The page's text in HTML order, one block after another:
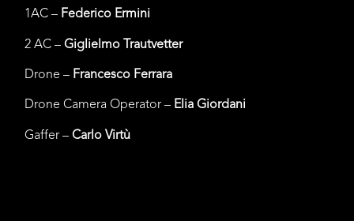
1AC – Federico Ermini
2 AC –Giglielmo Trautvetter
Drone – Francesco Ferrara
Drone Camera Operator – Elia Giordani
Gaffer –Carlo Virtù